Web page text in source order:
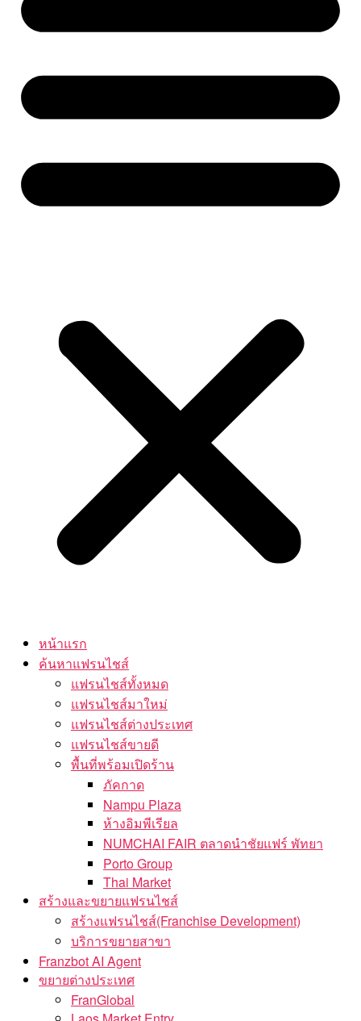
หน้าแรก
ค้นหาแฟรนไชส์
แฟรนไชส์ทั้งหมด
แฟรนไชส์มาใหม่
แฟรนไชส์ต่างประเทศ
แฟรนไชส์ขายดี
พื้นที่พร้อมเปิดร้าน
ภัคกาด
Nampu Plaza
ห้างอิมพีเรียล
NUMCHAI FAIR ตลาดนำชัยแฟร์ พัทยา
Porto Group
Thai Market
สร้างและขยายแฟรนไชส์
สร้างแฟรนไชส์(Franchise Development)
บริการขยายสาขา
Franzbot AI Agent
ขยายต่างประเทศ
FranGlobal